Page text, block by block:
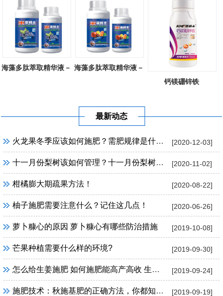
海藻多肽萃取精华液－ 海藻多肽萃取精华液－
钙镁硼锌铁
最新动态
[2020-12-03]
火龙果冬季应该如何施肥？需肥规律是什么？
[2020-11-02]
十一月份梨树该如何管理？十一月份梨树管理方法！
[2020-08-22]
柑橘膨大期疏果方法！
[2020-06-26]
柚子施肥需要注意什么？记住这几点！
[2019-10-08]
萝卜糠心的原因 萝卜糠心有哪些防治措施
[2019-09-30]
芒果种植需要什么样的环境?
[2019-09-24]
怎么给生姜施肥 如何施肥能高产高收 生姜施肥技巧
[2019-09-19]
施肥技术：秋施基肥的正确方法，你都知道吗？